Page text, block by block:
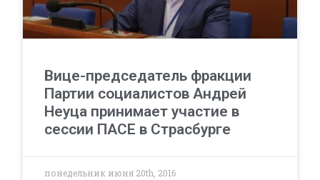
Вице-председатель фракции
Партии социалистов Андрей
Неуца принимает участие в
сессии ПАСЕ в Страсбурге
понедельник июня 20th, 2016